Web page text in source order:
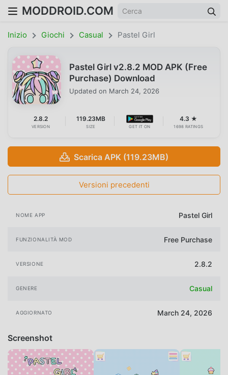
MODDROID.COM
Inizio Giochi Casual Pastel Girl
Pastel Girl v2.8.2 MOD APK (Free
Purchase) Download
Updated on March 24, 2026
2.8.2
VERSION
119.23MB
SIZE GET IT ON
4.3 ★
1698 RATINGS
Scarica APK (119.23MB)
Versioni precedenti
NOME APP Pastel Girl
FUNZIONALITÀ MOD Free Purchase
VERSIONE 2.8.2
GENERE Casual
AGGIORNATO March 24, 2026
Screenshot